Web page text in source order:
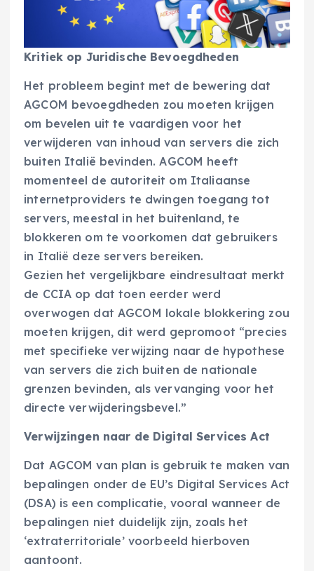
Kritiek op Juridische Bevoegdheden
Het probleem begint met de bewering dat
AGCOM bevoegdheden zou moeten krijgen
om bevelen uit te vaardigen voor het
verwijderen van inhoud van servers die zich
buiten Italië bevinden. AGCOM heeft
momenteel de autoriteit om Italiaanse
internetproviders te dwingen toegang tot
servers, meestal in het buitenland, te
blokkeren om te voorkomen dat gebruikers
in Italië deze servers bereiken.
Gezien het vergelijkbare eindresultaat merkt
de CCIA op dat toen eerder werd
overwogen dat AGCOM lokale blokkering zou
moeten krijgen, dit werd gepromoot “precies
met specifieke verwijzing naar de hypothese
van servers die zich buiten de nationale
grenzen bevinden, als vervanging voor het
directe verwijderingsbevel.”
Verwijzingen naar de Digital Services Act
Dat AGCOM van plan is gebruik te maken van
bepalingen onder de EU’s Digital Services Act
(DSA) is een complicatie, vooral wanneer de
bepalingen niet duidelijk zijn, zoals het
‘extraterritoriale’ voorbeeld hierboven
aantoont.